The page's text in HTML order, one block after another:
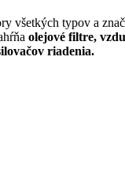
typov a
olejové filtre,
riadenia.